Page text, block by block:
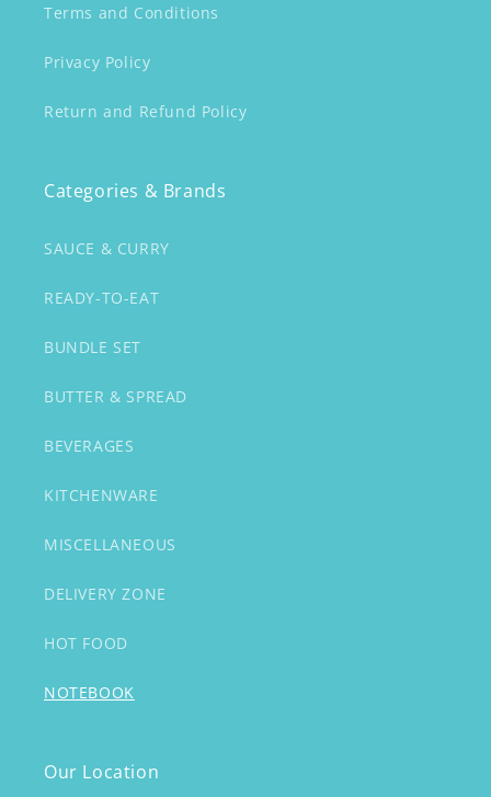
Terms and Conditions
Privacy Policy
Return and Refund Policy
Categories & Brands
SAUCE & CURRY
READY-TO-EAT
BUNDLE SET
BUTTER & SPREAD
BEVERAGES
KITCHENWARE
MISCELLANEOUS
DELIVERY ZONE
HOT FOOD
NOTEBOOK
Our Location